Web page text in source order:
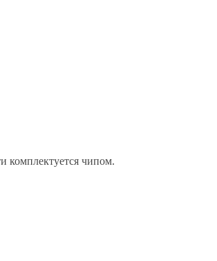
комплектуется чипом.